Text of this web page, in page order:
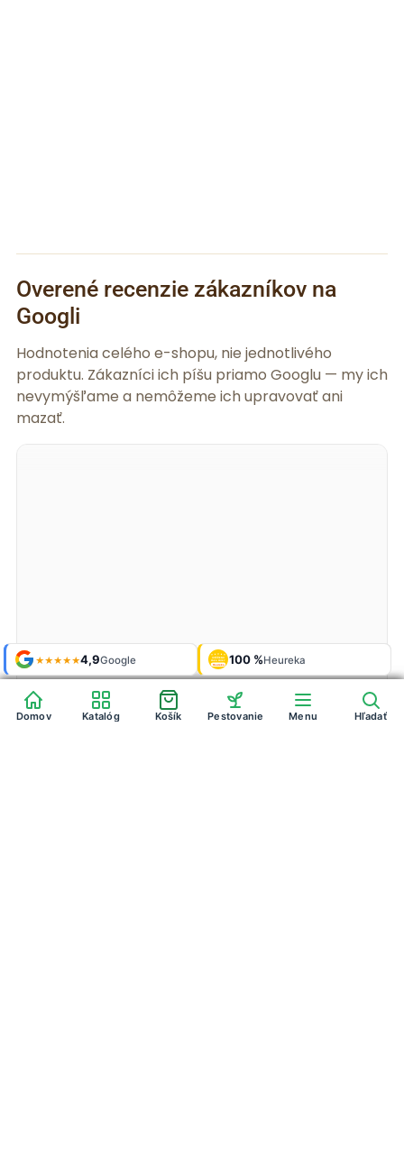
Overené recenzie zákazníkov na
Googli
Hodnotenia celého e-shopu, nie jednotlivého
produktu. Zákazníci ich píšu priamo Googlu — my ich
nevymýšľame a nemôžeme ich upravovať ani
mazať.
★★★★★4,9Google OVĚŘENO
ZÁKAZNÍKY
Heureka 100 %Heureka
Shop roku'24 + '25 Galerie925 fotek
Domov Katalóg Košík Pestovanie Menu Hľadať
★★★★★4,9Google OVĚŘENO
ZÁKAZNÍKY
Heureka 100 %Heureka
Shop roku'24 + '25 Galerie925 fotek
Domov Katalóg Košík Pestovanie Menu Hľadať